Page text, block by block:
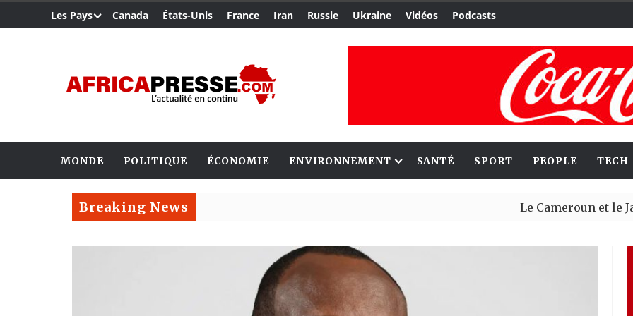
Les Pays Canada États-Unis France Iran Russie Ukraine Vidéos Podcasts
MONDE POLITIQUE ÉCONOMIE ENVIRONNEMENT SANTÉ SPORT PEOPLE TECH
Breaking News Le Cameroun et le Japon